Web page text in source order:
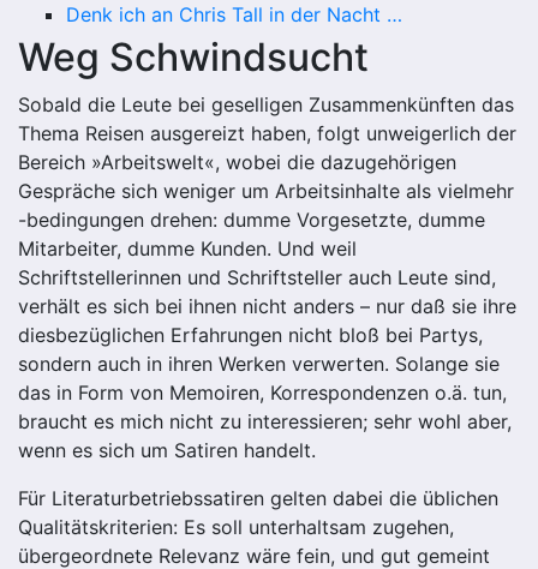
Denk ich an Chris Tall in der Nacht …
Weg Schwindsucht
Sobald die Leute bei geselligen Zusammenkünften das
Thema Reisen ausgereizt haben, folgt unweigerlich der
Bereich »Arbeitswelt«, wobei die dazugehörigen
Gespräche sich weniger um Arbeitsinhalte als vielmehr
-bedingungen drehen: dumme Vorgesetzte, dumme
Mitarbeiter, dumme Kunden. Und weil
Schriftstellerinnen und Schriftsteller auch Leute sind,
verhält es sich bei ihnen nicht anders – nur daß sie ihre
diesbezüglichen Erfahrungen nicht bloß bei Partys,
sondern auch in ihren Werken verwerten. Solange sie
das in Form von Memoiren, Korrespondenzen o.ä. tun,
braucht es mich nicht zu interessieren; sehr wohl aber,
wenn es sich um Satiren handelt.
Für Literaturbetriebssatiren gelten dabei die üblichen
Qualitätskriterien: Es soll unterhaltsam zugehen,
übergeordnete Relevanz wäre fein, und gut gemeint